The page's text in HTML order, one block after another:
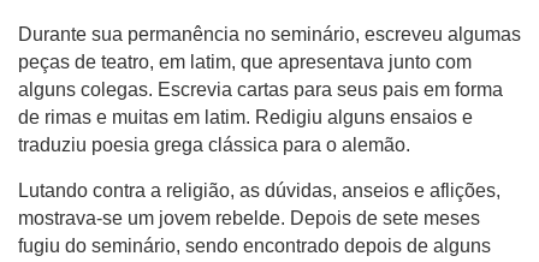
Durante sua permanência no seminário, escreveu algumas
peças de teatro, em latim, que apresentava junto com
alguns colegas. Escrevia cartas para seus pais em forma
de rimas e muitas em latim. Redigiu alguns ensaios e
traduziu poesia grega clássica para o alemão.
Lutando contra a religião, as dúvidas, anseios e aflições,
mostrava-se um jovem rebelde. Depois de sete meses
fugiu do seminário, sendo encontrado depois de alguns